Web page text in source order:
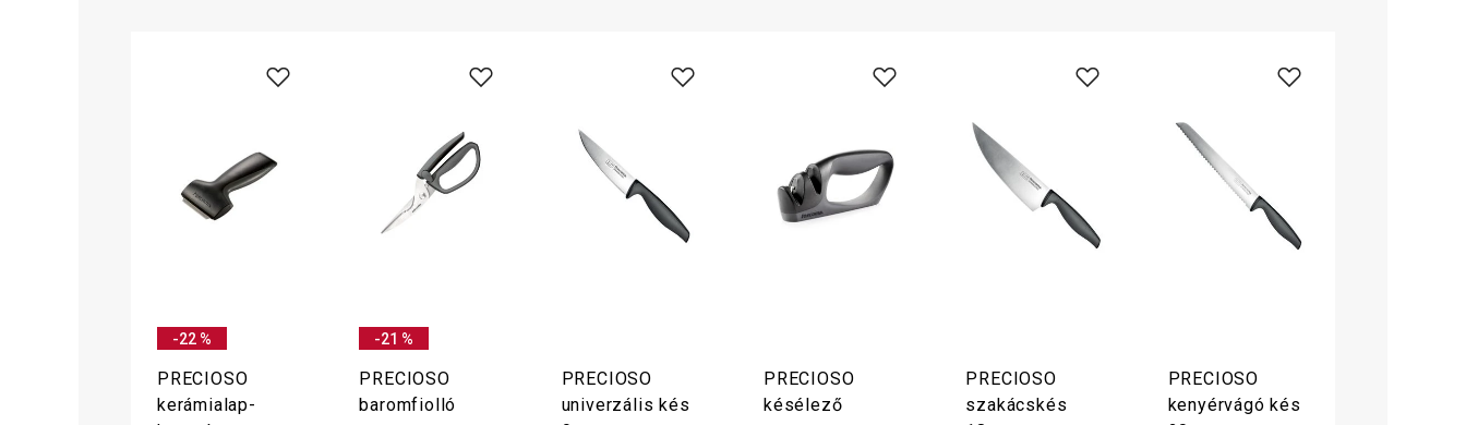
-22 %
PRECIOSO
kerámialap-
-21 %
PRECIOSO
baromfiolló
PRECIOSO
univerzális kés
PRECIOSO
késélező
PRECIOSO
szakácskés
PRECIOSO
kenyérvágó kés